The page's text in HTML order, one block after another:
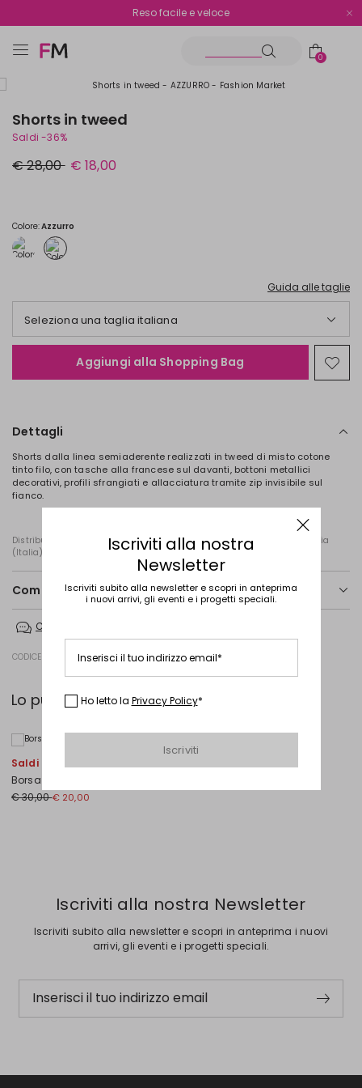
Reso facile e veloce
Spedizione gratuita oltre i €70
0
Shorts in tweed
Saldi -36%
Prezzo
originale
€ 28,00 Nuovo
prezzo
€ 18,00
Colore:Azzurro
Guida alle taglie
Seleziona una taglia italiana
Aggiungi alla Shopping Bag
nella
Dettagli
Shorts dalla linea semiaderente realizzati in tweed di misto cotone
tinto filo, con tasche alla francese sul davanti, bottoni metallici
decorativi, profili sfrangiati e allacciatura tramite zip invisibile sul
fianco.
Distribuito da Diffusione Tessile S.r.l., con sede in Cavriago, Reggio Emilia
(Italia), Via Santi n. 8, 42025
Composizione e lavaggio
ferro tiepido max 120 gradi c; lavare a secco delicato con
percloroetilene; non lavare ad umido professionale.
Contattaci
CODICE PRODOTTO 7141022102002 - HULL
Lo puoi abbinare con...
Saldi -33%
Borsa tonda in similpelle
Prezzo originale € 30,00
€ 30,00Nuovo prezzo € 20,00
€ 20,00
Sposta nella wishlist
Iscriviti alla nostra Newsletter
Iscriviti subito alla newsletter e scopri in anteprima i nuovi
arrivi, gli eventi e i progetti speciali.
Inserisci il tuo indirizzo email
Iscriviti alla nostra
Newsletter
Iscriviti subito alla newsletter e scopri in anteprima
i nuovi arrivi, gli eventi e i progetti speciali.
Inserisci il tuo indirizzo email*
Ho letto la Privacy Policy*
Iscriviti